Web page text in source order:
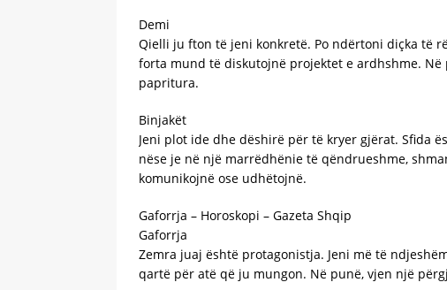
Demi
Qielli ju fton të jeni konkretë. Po ndërtoni diçka të
forta mund të diskutojnë projektet e ardhshme.
papritura.
Binjakët
Jeni plot ide dhe dëshirë për të kryer gjërat. Sfida
nëse je në një marrëdhënie të qëndrueshme,
komunikojnë ose udhëtojnë.
Gaforrja – Horoskopi – Gazeta Shqip
Gaforrja
Zemra juaj është protagonistja. Jeni më të
qartë për atë që ju mungon. Në punë, vjen një